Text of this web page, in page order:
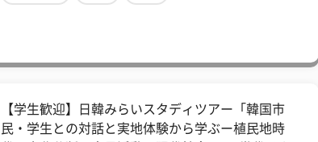
【学生歓迎】日韓みらいスタディツアー「韓国市
民・学生との対話と実地体験から学ぶー植民地時